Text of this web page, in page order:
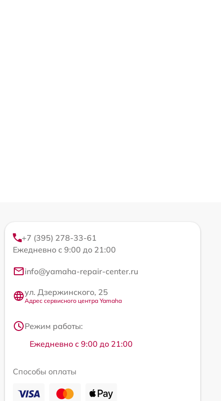
+7 (395) 278-33-61
Ежедневно с 9:00 до 21:00
info@yamaha-repair-center.ru
ул. Дзержинского, 25
Адрес сервисного центра Yamaha
Режим работы:
Ежедневно с 9:00 до 21:00
Способы оплаты